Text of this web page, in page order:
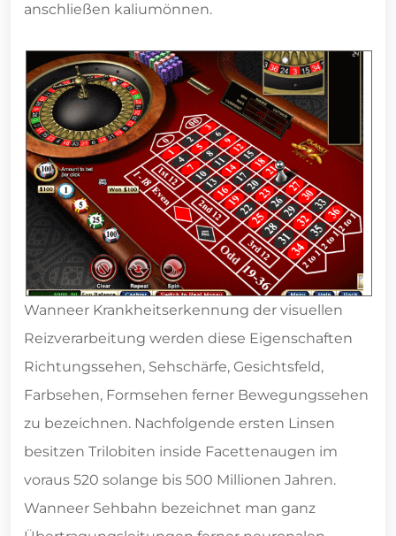
anschließen kaliumönnen.
Wanneer Krankheitserkennung der visuellen
Reizverarbeitung werden diese Eigenschaften
Richtungssehen, Sehschärfe, Gesichtsfeld,
Farbsehen, Formsehen ferner Bewegungssehen
zu bezeichnen. Nachfolgende ersten Linsen
besitzen Trilobiten inside Facettenaugen im
voraus 520 solange bis 500 Millionen Jahren.
Wanneer Sehbahn bezeichnet man ganz